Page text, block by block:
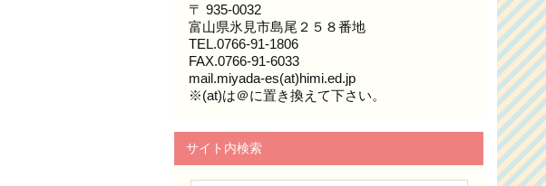
〒 935-0032
富山県氷見市島尾２５８番地
TEL.0766-91-1806
FAX.0766-91-6033
mail.miyada-es(at)himi.ed.jp
※(at)は＠に置き換えて下さい。
サイト内検索